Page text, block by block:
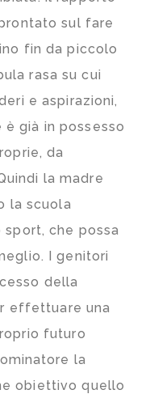
sul fare
fin da piccolo
rasa su cui
e aspirazioni,
già in possesso
da
la madre
la scuola
sport, che possa
I genitori
della
effettuare una
futuro
la
obiettivo quello